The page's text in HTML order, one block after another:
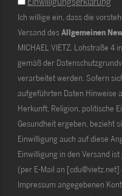
Ich willige ein, dass die
Versand desAllgemeinen
MICHAEL VIETZ, Lohstraße 4
gemäß der
verarbeitet werden. Sofern
aufgeführten Daten Hinweise
Herkunft, Religion, politische
Gesundheit ergeben, bezieht
Einwilligung auch auf diese
Einwilligung in den Versand
(per E-Mail an
Impressum angegebenen